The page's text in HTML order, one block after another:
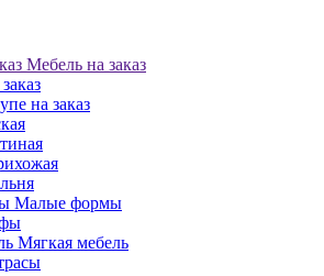
Мебель на заказ
на заказ
Малые формы
Мягкая мебель